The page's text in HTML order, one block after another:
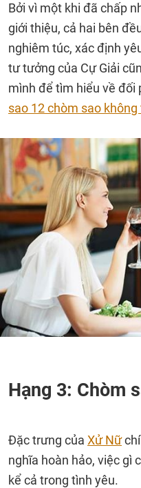
Bởi vì một khi đã chấp
giới thiệu, cả hai bên
nghiêm túc, xác định
tư tưởng của Cự Giải
mình để tìm hiểu về đối
sao 12 chòm sao
Hạng 3: Chòm
Đặc trưng của Xử Nữ
nghĩa hoàn hảo, việc gì
kể cả trong tình yêu.